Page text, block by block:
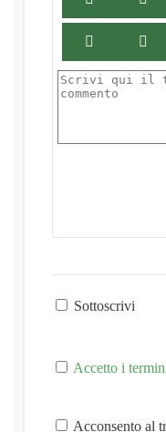
Sottoscrivi
Accetto i
Acconsento al